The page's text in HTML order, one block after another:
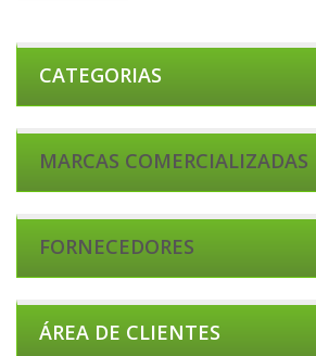
CATEGORIAS
MARCAS COMERCIALIZADAS
FORNECEDORES
ÁREA DE CLIENTES